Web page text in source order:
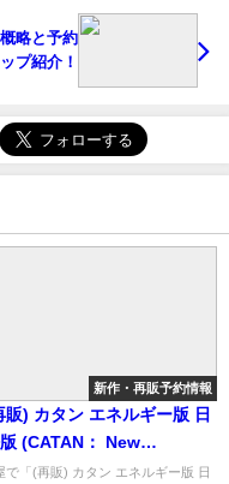
略と予約
プ紹介！
新作・再販予約情報
販) カタン エネルギー版 日
(CATAN： New
」の概略と予約購入可
で「(再販) カタン エネルギー版 日